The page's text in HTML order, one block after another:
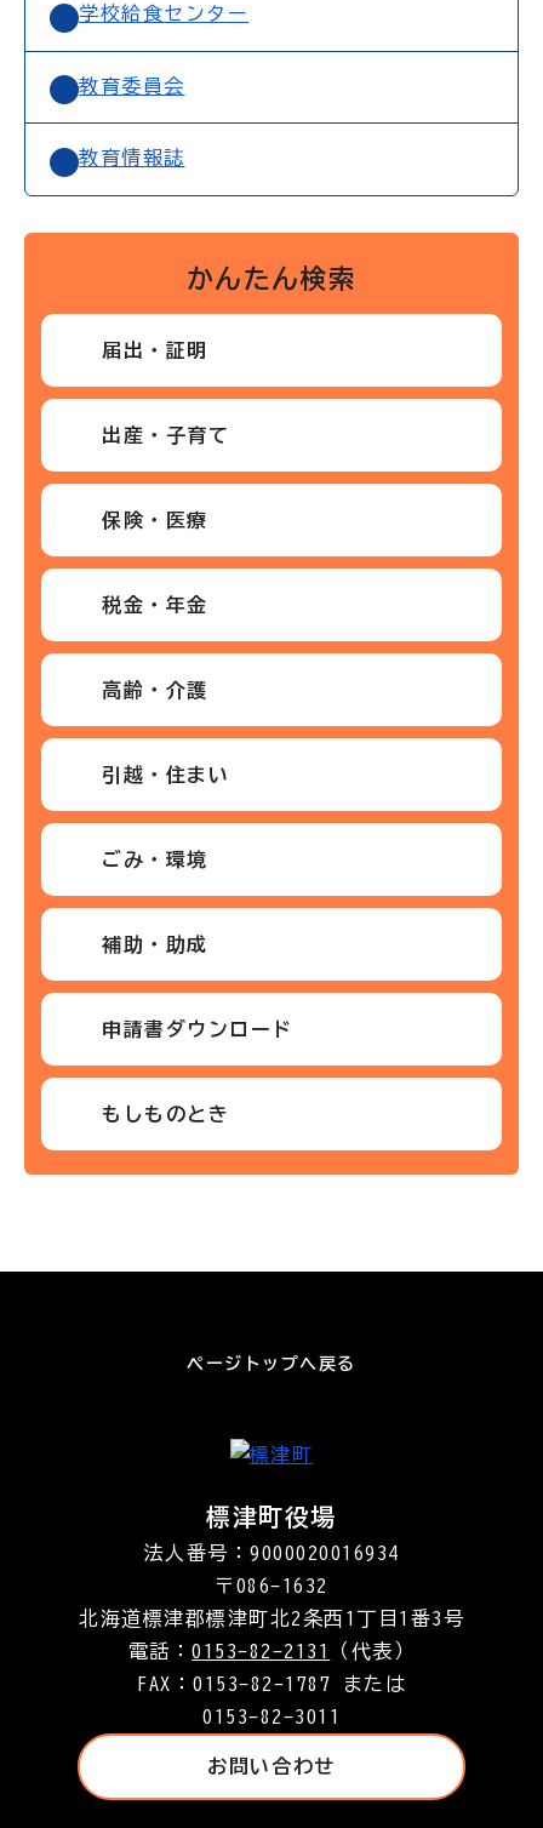
学校給食センター
教育委員会
教育情報誌
かんたん検索
届出・証明
出産・子育て
保険・医療
税金・年金
高齢・介護
引越・住まい
ごみ・環境
補助・助成
申請書ダウンロード
もしものとき
ページトップへ戻る
標津町役場
法人番号：9000020016934
〒086-1632
北海道標津郡標津町北2条西1丁目1番3号
電話：0153-82-2131
（代表）
FAX：0153-82-1787 または
0153-82-3011
お問い合わせ